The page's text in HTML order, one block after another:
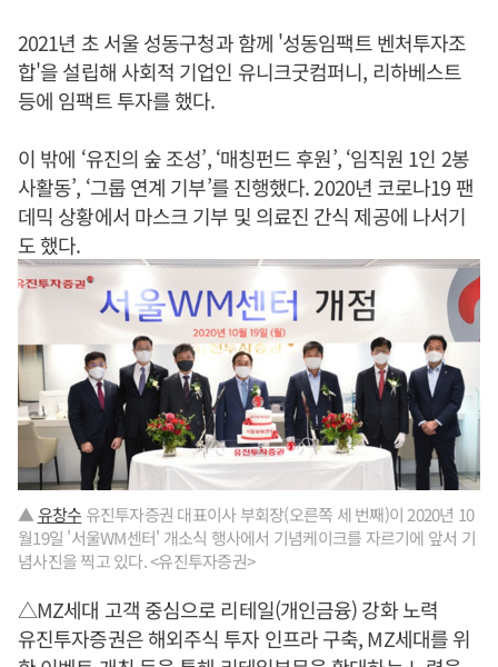
2021년 초 서울 성동구청과 함께 '성동임팩트 벤처투자조
합'을 설립해 사회적 기업인 유니크굿컴퍼니, 리하베스트
등에 임팩트 투자를 했다.
이 밖에 ‘유진의 숲 조성’, ‘매칭펀드 후원’, ‘임직원 1인 2봉
사활동’, ‘그룹 연계 기부’를 진행했다. 2020년 코로나19 팬
데믹 상황에서 마스크 기부 및 의료진 간식 제공에 나서기
도 했다.
▲유창수 유진투자증권 대표이사 부회장(오른쪽 세 번째)이 2020년 10
월19일 '서울WM센터' 개소식 행사에서 기념케이크를 자르기에 앞서 기
념사진을 찍고 있다. <유진투자증권>
△MZ세대 고객 중심으로 리테일(개인금융) 강화 노력
유진투자증권은 해외주식 투자 인프라 구축, MZ세대를 위